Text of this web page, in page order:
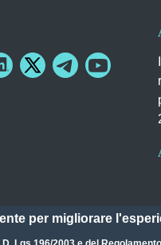
per migliorare